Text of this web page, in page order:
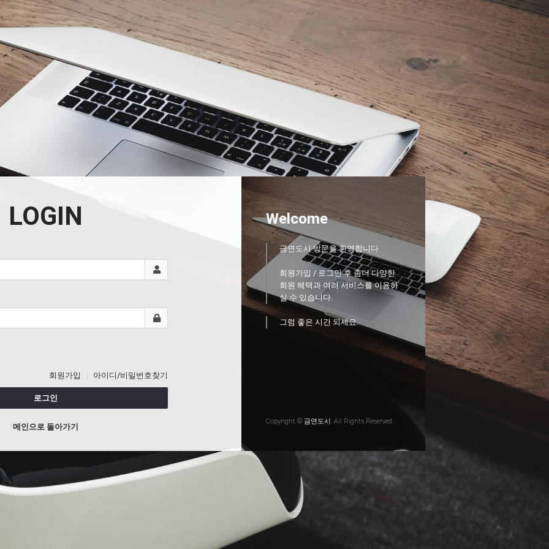
LOGIN
회원가입 아이디/비밀번호찾기
로그인
메인으로 돌아가기
Welcome
금연도시 방문을 환영합니다.
회원가입 / 로그인 후 좀더 다양한
회원 혜택과 여러 서비스를 이용하
실 수 있습니다.
그럼 좋은 시간 되세요.
Copyright © 금연도시. All Rights Reserved.